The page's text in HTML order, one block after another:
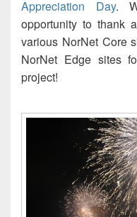
Appreciation Day.
opportunity to thank
various NorNet Core
NorNet Edge sites
project!